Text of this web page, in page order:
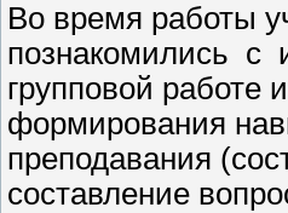
Во время работы
познакомились с
групповой работе
формирования
преподавания
составление